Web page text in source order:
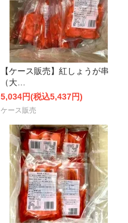
【ケース販売】紅しょうが串
（大…
5,034円(税込5,437円)
ケース販売